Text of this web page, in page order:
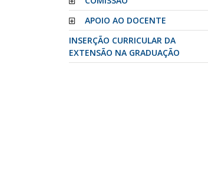
APOIO AO DOCENTE
INSERÇÃO CURRICULAR DA
EXTENSÃO NA GRADUAÇÃO